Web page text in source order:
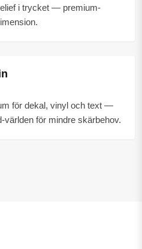
i trycket — premium-
för dekal, vinyl och text —
världen för mindre skärbehov.